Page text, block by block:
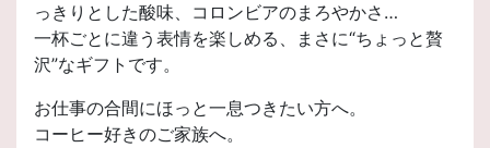
っきりとした酸味、コロンビアのまろやかさ…
一杯ごとに違う表情を楽しめる、まさに“ちょっと贅
沢”なギフトです。
お仕事の合間にほっと一息つきたい方へ。
コーヒー好きのご家族へ。